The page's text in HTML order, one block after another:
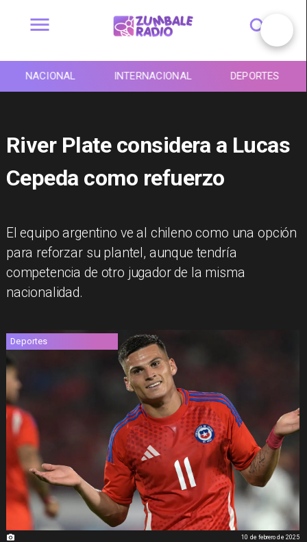
NACIONAL INTERNACIONAL DEPORTES
River Plate considera a Lucas
Cepeda como refuerzo
El equipo argentino ve al chileno como una opción
para reforzar su plantel, aunque tendría
competencia de otro jugador de la misma
nacionalidad.
Deportes
10 de febrero de 2025